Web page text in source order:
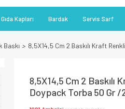
Gıda Kapları Bardak Servis Sarf
Baskı 8,5X14,5 Cm 2 Baskılı Kraft
8,5X14,5 Cm 2
Doypack Torba 50 Gr /